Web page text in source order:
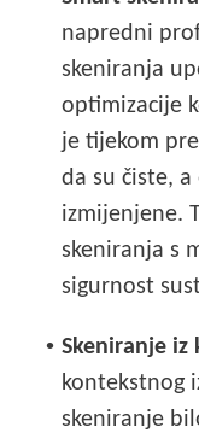
napredni
skeniranja
optimizacije
je tijekom
da su čiste,
izmijenjene.
skeniranja s
sigurnost
• Skeniranje iz
kontekstnog
skeniranje